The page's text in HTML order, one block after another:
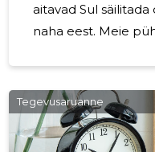
aitavad Sul
naha eest. Meie
Sinu naha vajadustele. Meie
kosmeetilised
naha tervise ja ilu
Tegevusaruanne